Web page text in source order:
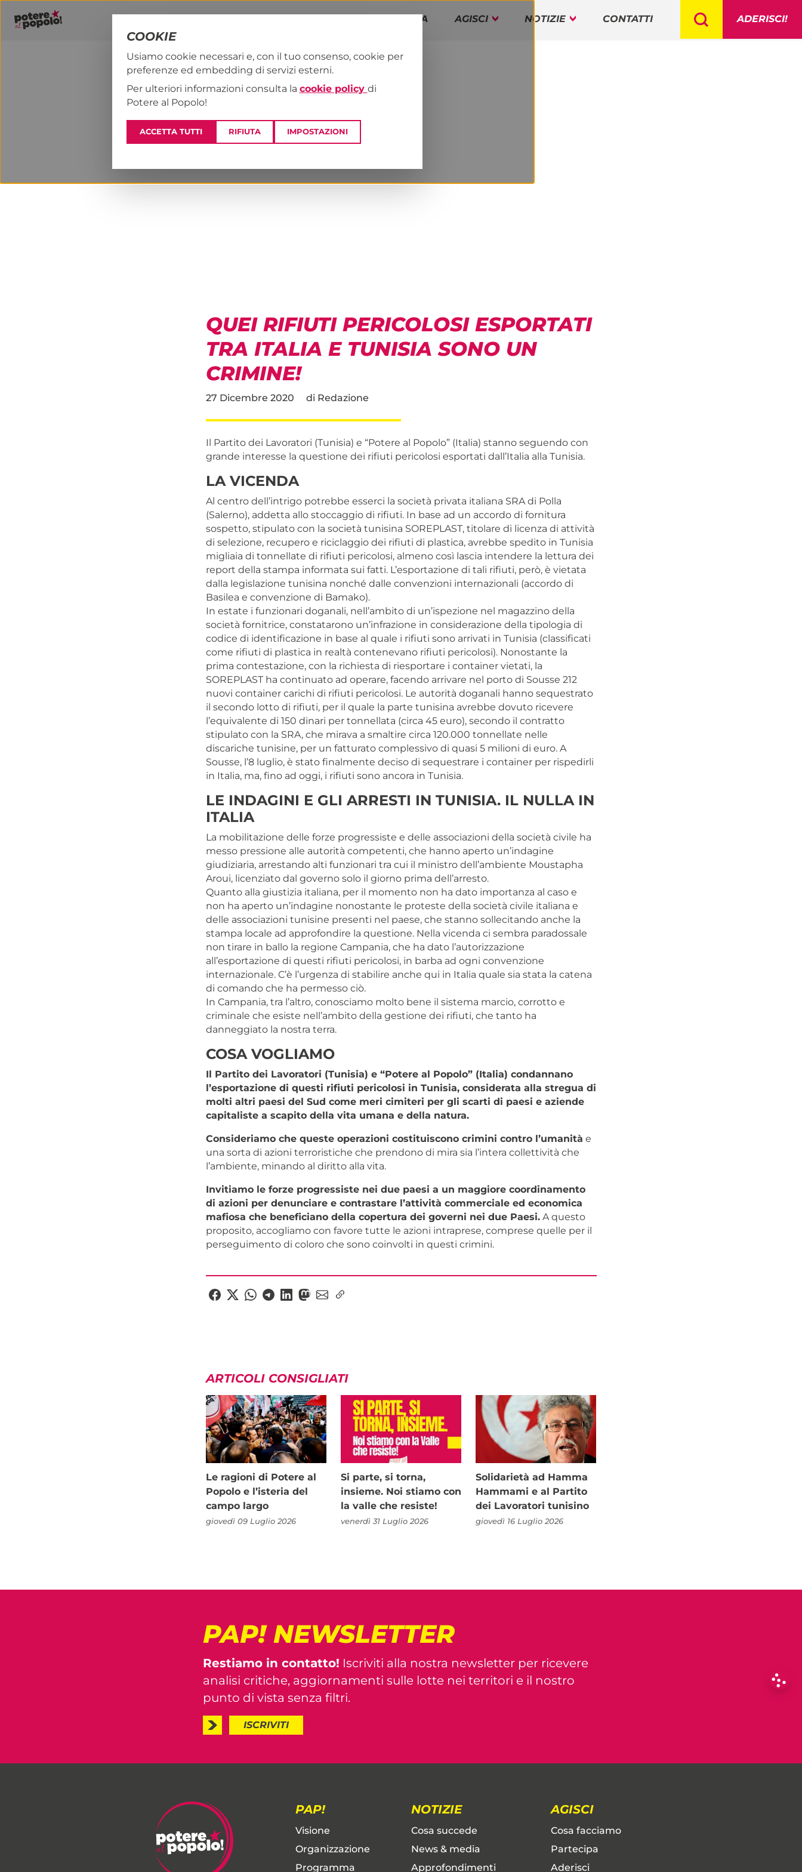
PROGRAMMA AGISCI NOTIZIE CONTATTI ADERISCI!
PAP! NOTIZIE DAI TERRITORI
QUEI RIFIUTI PERICOLOSI ESPORTATI
TRA ITALIA E TUNISIA SONO UN
CRIMINE!
27 Dicembre 2020 di Redazione
Il Partito dei Lavoratori (Tunisia) e “Potere al Popolo” (Italia) stanno seguendo con
grande interesse la questione dei rifiuti pericolosi esportati dall’Italia alla Tunisia.
LA VICENDA
Al centro dell’intrigo potrebbe esserci la società privata italiana SRA di Polla
(Salerno), addetta allo stoccaggio di rifiuti. In base ad un accordo di fornitura
sospetto, stipulato con la società tunisina SOREPLAST, titolare di licenza di attività
di selezione, recupero e riciclaggio dei rifiuti di plastica, avrebbe spedito in Tunisia
migliaia di tonnellate di rifiuti pericolosi, almeno così lascia intendere la lettura dei
report della stampa informata sui fatti. L’esportazione di tali rifiuti, però, è vietata
dalla legislazione tunisina nonché dalle convenzioni internazionali (accordo di
Basilea e convenzione di Bamako).
In estate i funzionari doganali, nell’ambito di un’ispezione nel magazzino della
società fornitrice, constatarono un’infrazione in considerazione della tipologia di
codice di identificazione in base al quale i rifiuti sono arrivati in Tunisia (classificati
come rifiuti di plastica in realtà contenevano rifiuti pericolosi). Nonostante la
prima contestazione, con la richiesta di riesportare i container vietati, la
SOREPLAST ha continuato ad operare, facendo arrivare nel porto di Sousse 212
nuovi container carichi di rifiuti pericolosi. Le autorità doganali hanno sequestrato
il secondo lotto di rifiuti, per il quale la parte tunisina avrebbe dovuto ricevere
l’equivalente di 150 dinari per tonnellata (circa 45 euro), secondo il contratto
stipulato con la SRA, che mirava a smaltire circa 120.000 tonnellate nelle
discariche tunisine, per un fatturato complessivo di quasi 5 milioni di euro. A
Sousse, l’8 luglio, è stato finalmente deciso di sequestrare i container per rispedirli
in Italia, ma, fino ad oggi, i rifiuti sono ancora in Tunisia.
LE INDAGINI E GLI ARRESTI IN TUNISIA. IL NULLA IN
ITALIA
La mobilitazione delle forze progressiste e delle associazioni della società civile ha
messo pressione alle autorità competenti, che hanno aperto un’indagine
giudiziaria, arrestando alti funzionari tra cui il ministro dell’ambiente Moustapha
Aroui, licenziato dal governo solo il giorno prima dell’arresto.
Quanto alla giustizia italiana, per il momento non ha dato importanza al caso e
non ha aperto un’indagine nonostante le proteste della società civile italiana e
delle associazioni tunisine presenti nel paese, che stanno sollecitando anche la
stampa locale ad approfondire la questione. Nella vicenda ci sembra paradossale
non tirare in ballo la regione Campania, che ha dato l’autorizzazione
all’esportazione di questi rifiuti pericolosi, in barba ad ogni convenzione
internazionale. C’è l’urgenza di stabilire anche qui in Italia quale sia stata la catena
di comando che ha permesso ciò.
In Campania, tra l’altro, conosciamo molto bene il sistema marcio, corrotto e
criminale che esiste nell’ambito della gestione dei rifiuti, che tanto ha
danneggiato la nostra terra.
COSA VOGLIAMO
Il Partito dei Lavoratori (Tunisia) e “Potere al Popolo” (Italia) condannano
l’esportazione di questi rifiuti pericolosi in Tunisia, considerata alla stregua di
molti altri paesi del Sud come meri cimiteri per gli scarti di paesi e aziende
capitaliste a scapito della vita umana e della natura.
Consideriamo che queste operazioni costituiscono crimini contro l’umanità e
una sorta di azioni terroristiche che prendono di mira sia l’intera collettività che
l’ambiente, minando al diritto alla vita.
Invitiamo le forze progressiste nei due paesi a un maggiore coordinamento
di azioni per denunciare e contrastare l’attività commerciale ed economica
mafiosa che beneficiano della copertura dei governi nei due Paesi.A questo
proposito, accogliamo con favore tutte le azioni intraprese, comprese quelle per il
perseguimento di coloro che sono coinvolti in questi crimini.
ARTICOLI CONSIGLIATI
Le ragioni di Potere al
Popolo e l’isteria del
campo largo
giovedì 09 Luglio 2026
Si parte, si torna,
insieme. Noi stiamo con
la valle che resiste!
venerdì 31 Luglio 2026
Solidarietà ad Hamma
Hammami e al Partito
dei Lavoratori tunisino
giovedì 16 Luglio 2026
PAP! NEWSLETTER
Restiamo in contatto! Iscriviti alla nostra newsletter per ricevere
analisi critiche, aggiornamenti sulle lotte nei territori e il nostro
punto di vista senza filtri.
ISCRIVITI
PAP!
Visione
Organizzazione
Programma
NOTIZIE
Cosa succede
News & media
Approfondimenti
AGISCI
Cosa facciamo
Partecipa
Aderisci
COOKIE
Usiamo cookie necessari e, con il tuo consenso, cookie per
preferenze ed embedding di servizi esterni.
Per ulteriori informazioni consulta la cookie policy di
Potere al Popolo!
ACCETTA TUTTI RIFIUTA IMPOSTAZIONI